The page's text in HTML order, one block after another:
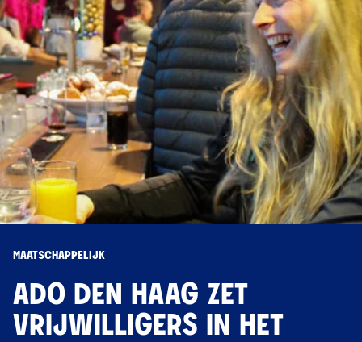
MAATSCHAPPELIJK
ADO DEN HAAG ZET
VRIJWILLIGERS IN HET